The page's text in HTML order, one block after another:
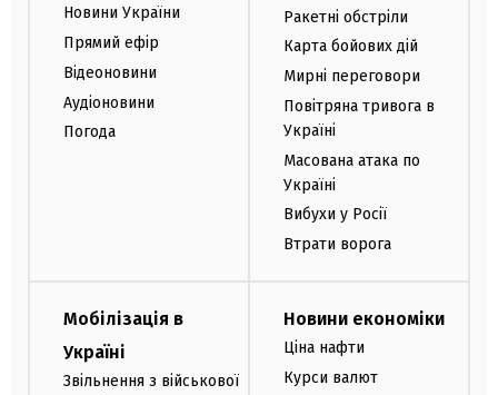
Новини України
Прямий ефір
Відеоновини
Аудіоновини
Погода
Ракетні обстріли
Карта бойових дій
Мирні переговори
Повітряна тривога в
Україні
Масована атака по
Україні
Вибухи у Росії
Втрати ворога
Мобілізація в
Україні
Звільнення з військової
Новини економіки
Ціна нафти
Курси валют